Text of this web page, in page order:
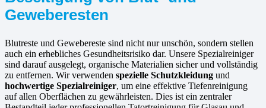
Geweberesten
Blutreste und Gewebereste sind nicht nur unschön, sondern stellen
auch ein erhebliches Gesundheitsrisiko dar. Unsere Spezialreiniger
sind darauf ausgelegt, organische Materialien sicher und vollständig
zu entfernen. Wir verwenden spezielle Schutzkleidung und
hochwertige Spezialreiniger, um eine effektive Tiefenreinigung
auf allen Oberflächen zu gewährleisten. Dies ist ein zentraler